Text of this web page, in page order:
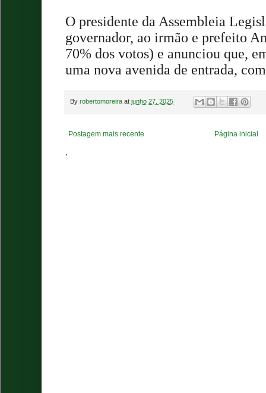
O presidente da Assembleia
governador, ao irmão e prefeito
70% dos votos) e anunciou que,
uma nova avenida de entrada,
By robertomoreira at junho 27, 2025
Postagem mais recente Página inicial
.